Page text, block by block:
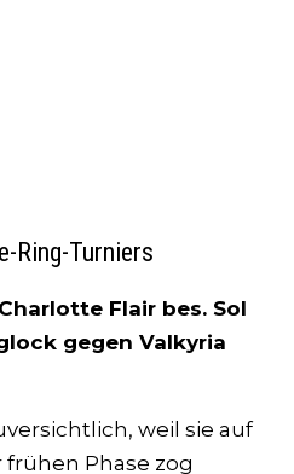
Ring-Turniers
Flair bes. Sol
gegen Valkyria
weil sie auf
frühen Phase zog